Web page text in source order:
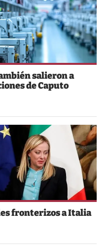
salieron a
de Caputo
fronterizos a Italia